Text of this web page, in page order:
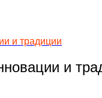
и традиции
и